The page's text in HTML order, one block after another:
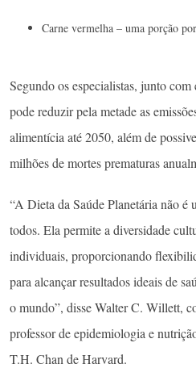
Carne vermelha – uma porção
Segundo os especialistas, junto
pode reduzir pela metade as
alimentícia até 2050, além de
milhões de mortes prematuras
“A Dieta da Saúde Planetária não é
todos. Ela permite a diversidade
individuais, proporcionando
para alcançar resultados ideais de
o mundo”, disse Walter C. Willett,
professor de epidemiologia e
T.H. Chan de Harvard.